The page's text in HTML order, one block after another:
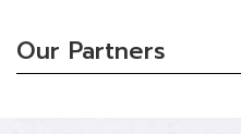
Our Partners